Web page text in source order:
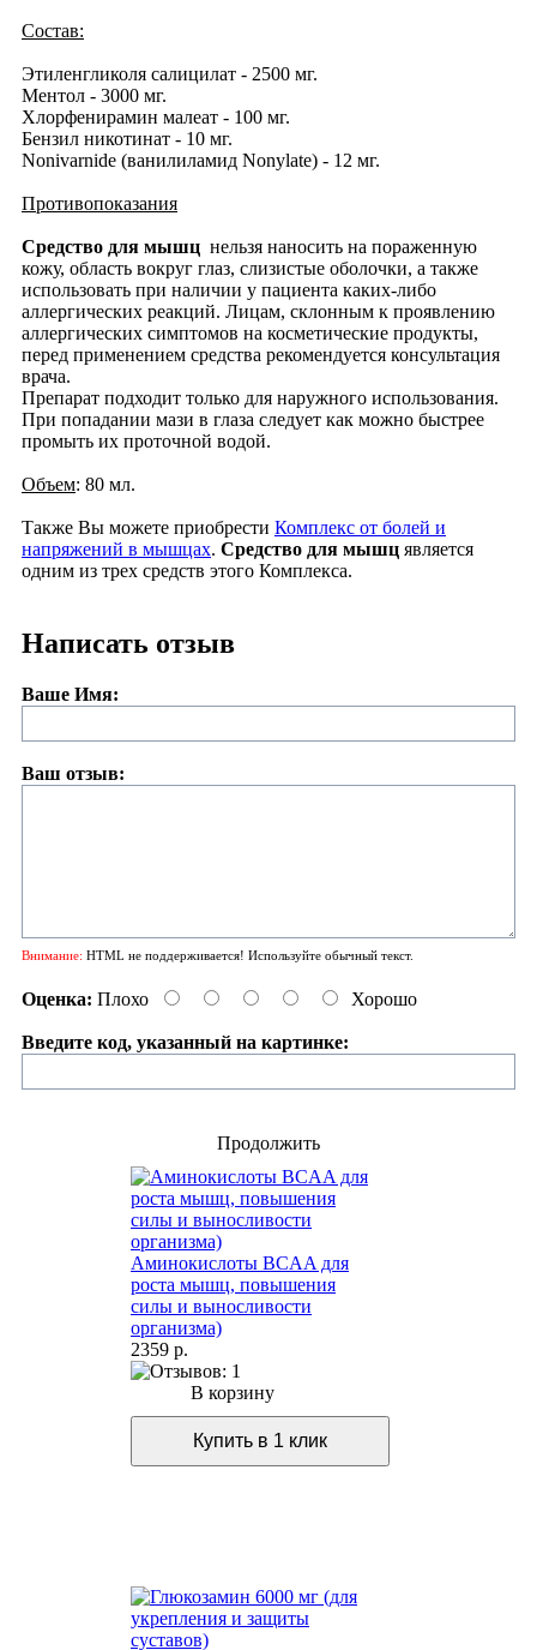
Состав:
Этиленгликоля салицилат - 2500 мг.
Ментол - 3000 мг.
Хлорфенирамин малеат - 100 мг.
Бензил никотинат - 10 мг.
Nonivarnide (ванилиламид Nonylate) - 12 мг.
Противопоказания
Средство для мышц нельзя наносить на пораженную
кожу, область вокруг глаз, слизистые оболочки, а также
использовать при наличии у пациента каких-либо
аллергических реакций. Лицам, склонным к проявлению
аллергических симптомов на косметические продукты,
перед применением средства рекомендуется консультация
врача.
Препарат подходит только для наружного использования.
При попадании мази в глаза следует как можно быстрее
промыть их проточной водой.
Объем: 80 мл.
Также Вы можете приобрести Комплекс от болей и
напряжений в мышцах. Cредство для мышц является
одним из трех средств этого Комплекса.
Написать отзыв
Ваше Имя:
Ваш отзыв:
Внимание: HTML не поддерживается! Используйте обычный текст.
Оценка: Плохо Хорошо
Введите код, указанный на картинке:
Продолжить
Аминокислоты BCAA для
роста мышц, повышения
силы и выносливости
организма)
2359 р.
В корзину